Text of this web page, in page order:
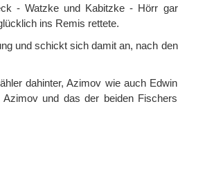
- Watzke und Kabitzke - Hörr gar
ins Remis rettete.
und schickt sich damit an, nach den
dahinter, Azimov wie auch Edwin
und das der beiden Fischers